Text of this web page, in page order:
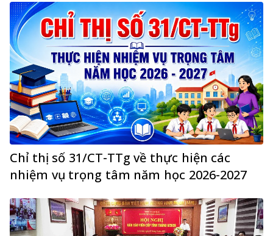
Chỉ thị số 31/CT-TTg về thực hiện các
nhiệm vụ trọng tâm năm học 2026-2027